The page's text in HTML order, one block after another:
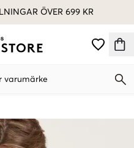
ÖVER 699 KR
varumärke